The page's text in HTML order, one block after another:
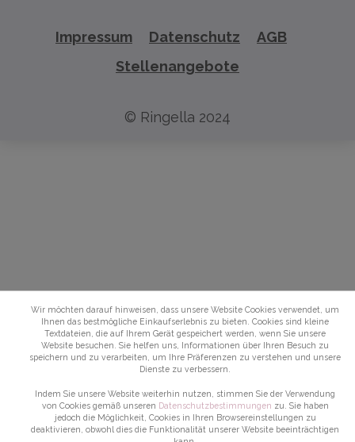
Impressum Datenschutz
AGB
Stellenangebote
© Ringella 2024
Wir möchten darauf hinweisen, dass unsere Website Cookies verwendet, um
Ihnen das bestmögliche Einkaufserlebnis zu bieten. Cookies sind kleine
Textdateien, die auf Ihrem Gerät gespeichert werden, wenn Sie unsere
Website besuchen. Sie helfen uns, Informationen über Ihren Besuch zu
speichern und zu verarbeiten, um Ihre Präferenzen zu verstehen und unsere
Dienste zu verbessern.
Indem Sie unsere Website weiterhin nutzen, stimmen Sie der Verwendung
von Cookies gemäß unseren Datenschutzbestimmungen zu. Sie haben
jedoch die Möglichkeit, Cookies in Ihren Browsereinstellungen zu
deaktivieren, obwohl dies die Funktionalität unserer Website beeinträchtigen